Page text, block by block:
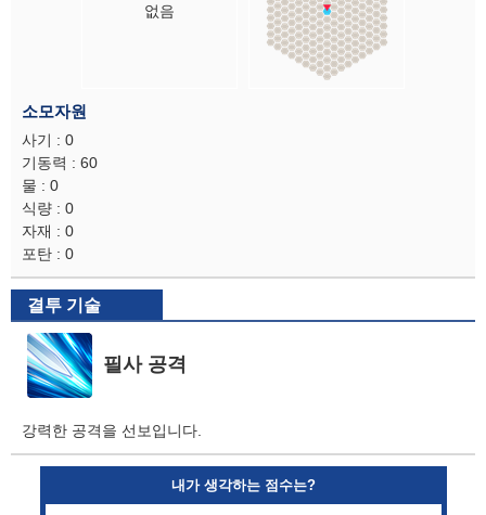
없음
소모자원
사기 : 0
기동력 : 60
물 : 0
식량 : 0
자재 : 0
포탄 : 0
결투 기술
필사 공격
강력한 공격을 선보입니다.
내가 생각하는 점수는?